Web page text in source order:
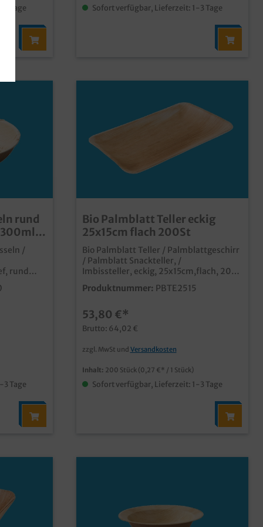
Tage
Verzehr individuelle Prägung oder Form
Sofort verfügbar, Lieferzeit: 1-3 Tage
rund
/
rund
3,3l
Tage
Bio Palmblatt Teller eckig
25x15cm flach 200St
Bio Palmblatt Teller / Palmblattgeschirr
/ Palmblatt Snackteller, /
Imbissteller, eckig, 25x15cm,flach, 200
Stück im Karton qualitativer und
stylischer Einwegteller / Snackplatte
kleine Präsentierplatte im Catering aus
unbeschichtetem Palmblattmaterial
typische und dekorative Blattmaserung
biologisch abbaubar (DIN13432) fett-
und feuchtigkeitsresistent bis ca.
30min vor Verzehr individuelle Prägung
oder Form möglich
Produktnummer: PBTE2515
53,80 €*
Brutto: 64,02 €
zzgl. MwSt und Versandkosten
Inhalt: 200 Stück (0,27 €* / 1 Stück)
Sofort verfügbar, Lieferzeit: 1-3 Tage